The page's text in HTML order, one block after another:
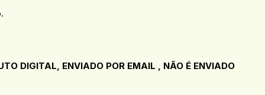
DIGITAL, ENVIADO POR EMAIL , NÃO É ENVIADO